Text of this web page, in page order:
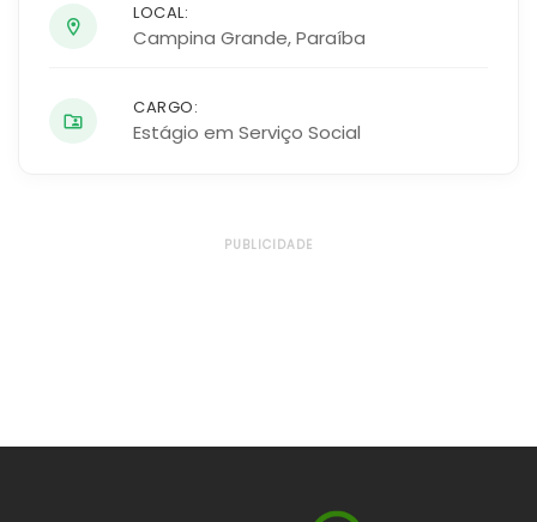
LOCAL:
Campina Grande,Paraíba
CARGO:
Estágio em Serviço Social
PUBLICIDADE